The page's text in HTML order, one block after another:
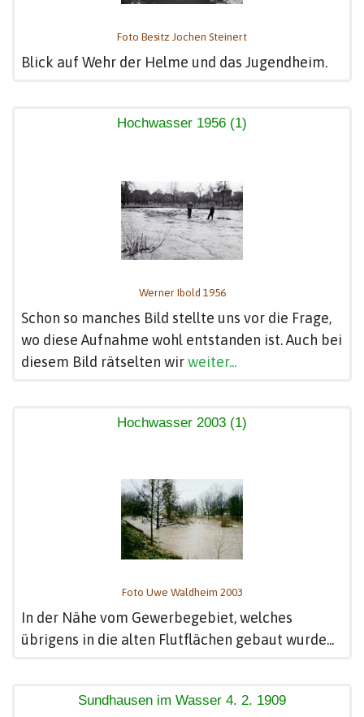
Foto Besitz Jochen Steinert
Blick auf Wehr der Helme und das Jugendheim.
Hochwasser 1956 (1)
Werner Ibold 1956
Schon so manches Bild stellte uns vor die Frage,
wo diese Aufnahme wohl entstanden ist. Auch bei
diesem Bild rätselten wirweiter...
Hochwasser 2003 (1)
Foto Uwe Waldheim 2003
In der Nähe vom Gewerbegebiet, welches
übrigens in die alten Flutflächen gebaut wurde...
Sundhausen im Wasser 4. 2. 1909